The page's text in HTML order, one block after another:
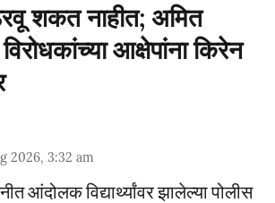
शकत नाहीत; अमित
आक्षेपांना किरेन
2026, 3:32 am
आंदोलक विद्यार्थ्यांवर झालेल्या पोलीस